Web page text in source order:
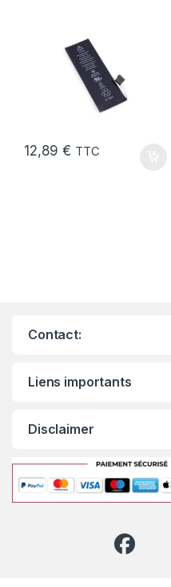
12,89€ TTC
Contact:
Liens importants
Disclaimer